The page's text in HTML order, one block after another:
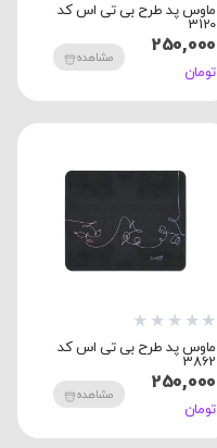
ماوس پد طرح بی تی اس کد
3120
250,000
تومان
مشاهده
★
★
★
★
★
ماوس پد طرح بی تی اس کد
3862
250,000
تومان
مشاهده